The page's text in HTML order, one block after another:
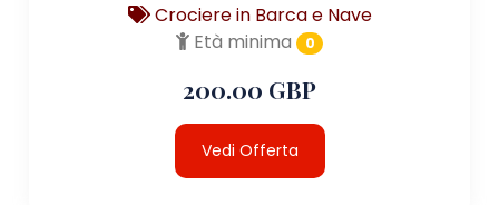
Crociere in Barca e Nave
Età minima
0
200.00 GBP
Vedi Offerta